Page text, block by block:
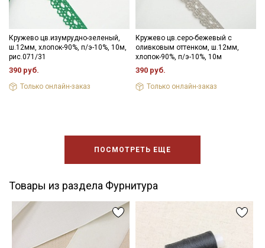
Кружево цв.изумрудно-зеленый,
ш.12мм, хлопок-90%, п/э-10%, 10м,
рис.071/31
390 руб.
Только онлайн-заказ
Кружево цв.серо-бежевый с
оливковым оттенком, ш.12мм,
хлопок-90%, п/э-10%, 10м
390 руб.
Только онлайн-заказ
ПОСМОТРЕТЬ ЕЩЕ
Товары из раздела Фурнитура